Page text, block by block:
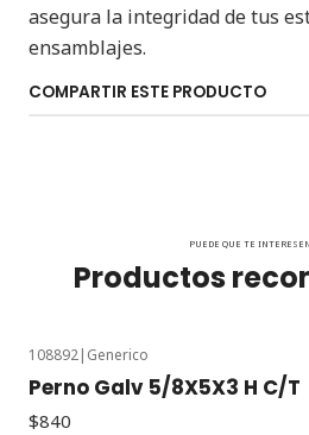
asegura la integridad de tus
ensamblajes.
COMPARTIR ESTE PRODUCTO
PUEDE QUE TE
Productos
108892| Generico
Perno Galv 5/8X5X3 H C/T
$840